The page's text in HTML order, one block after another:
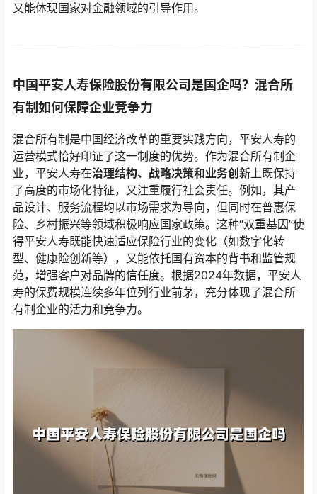
又能体现国家对金融领域的引导作用。
中国平安人寿保险股份有限公司是国企吗？混合所
有制如何保障企业竞争力
混合所有制是中国经济改革的重要实践方向，平安人寿的
运营模式恰好印证了这一制度的优势。作为混合所有制企
业，平安人寿在治理结构、战略决策和业务创新上既保持
了高度的市场化特征，又注重履行社会责任。例如，其产
品设计、服务流程均以市场需求为导向，但同时在普惠保
险、乡村振兴等领域积极响应国家政策。这种“双重基因”使
得平安人寿既能快速适应保险行业的变化（如数字化转
型、健康险创新等），又能依托国有资本的背书和监管规
范，增强客户对品牌的信任度。根据2024年数据，平安人
寿的保费规模连续多年位列行业前茅，充分体现了混合所
有制企业的活力和竞争力。